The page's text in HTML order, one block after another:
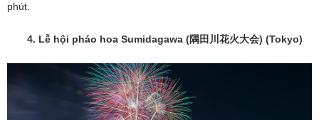
phút.
4. Lễ hội pháo hoa Sumidagawa (隅田川花火大会) (Tokyo)